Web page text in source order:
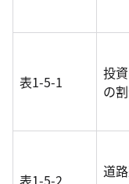
表1-5-1
投
の
表1-5-2
道